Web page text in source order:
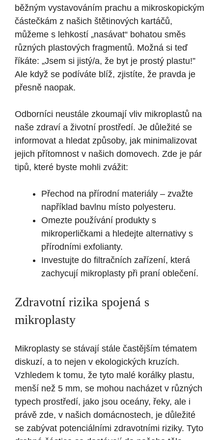
běžným vystavováním prachu a mikroskopickým
částečkám z našich štětinových kartáčů,
můžeme s lehkostí „nasávat“ bohatou směs
různých plastových fragmentů. Možná si teď
říkáte: „Jsem si jistý/a, že byt je prostý plastu!”
Ale když se podíváte blíž, zjistíte, že pravda je
přesně naopak.
Odborníci neustále zkoumají vliv mikroplastů na
naše zdraví a životní prostředí. Je důležité se
informovat a hledat způsoby, jak minimalizovat
jejich přítomnost v našich domovech. Zde je pár
tipů, které byste mohli zvážit:
Přechod na přírodní materiály – zvažte
například bavlnu místo polyesteru.
Omezte používání produkty s
mikroperličkami a hledejte alternativy s
přírodními exfolianty.
Investujte do filtračních zařízení, která
zachycují mikroplasty při praní oblečení.
Zdravotní rizika spojená s
mikroplasty
Mikroplasty se stávají stále častějším tématem
diskuzí, a to nejen v ekologických kruzích.
Vzhledem k tomu, že tyto malé korálky plastu,
menší než 5 mm, se mohou nacházet v různých
typech prostředí, jako jsou oceány, řeky, ale i
právě zde, v našich domácnostech, je důležité
se zabývat potenciálními zdravotními riziky. Tyto